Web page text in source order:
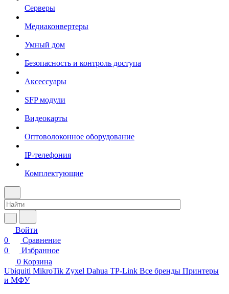
Серверы
Медиаконвертеры
Умный дом
Безопасность и контроль доступа
Аксессуары
SFP модули
Видеокарты
Оптоволоконное оборудование
IP-телефония
Комплектующие
Войти
0
Сравнение
0
Избранное
0 Корзина
Ubiquiti MikroTik Zyxel Dahua TP-Link Все бренды Принтеры
и МФУ